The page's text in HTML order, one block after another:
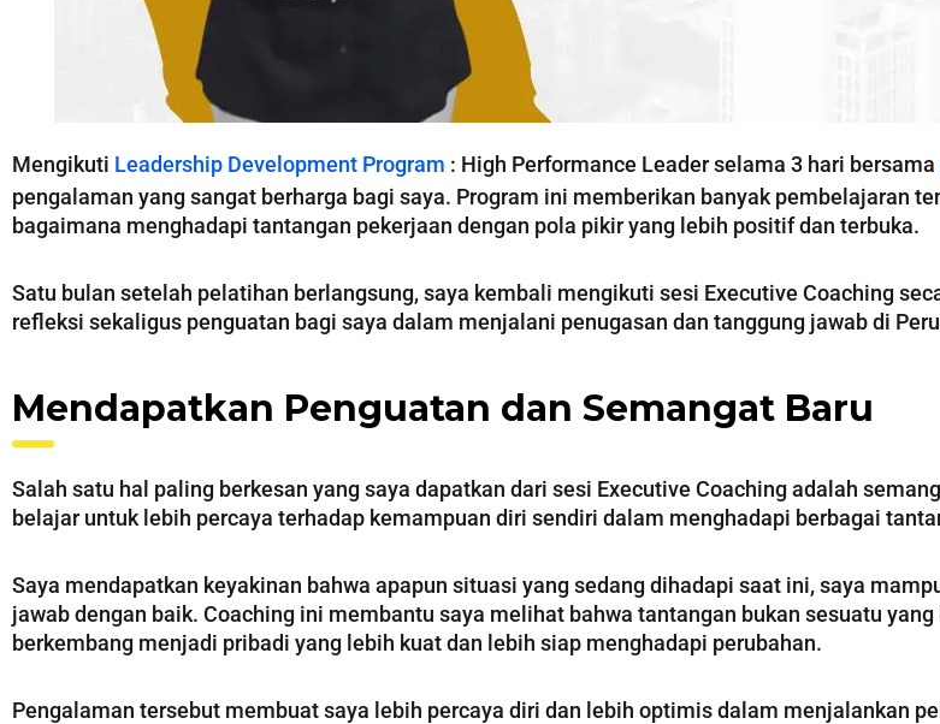
Mengikuti Leadership Development Program : High Performance Leader selama 3 hari bersama
pengalaman yang sangat berharga bagi saya. Program ini memberikan banyak pembelajaran
bagaimana menghadapi tantangan pekerjaan dengan pola pikir yang lebih positif dan terbuka.
Satu bulan setelah pelatihan berlangsung, saya kembali mengikuti sesi Executive Coaching
refleksi sekaligus penguatan bagi saya dalam menjalani penugasan dan tanggung jawab di
Mendapatkan Penguatan dan Semangat Baru
Salah satu hal paling berkesan yang saya dapatkan dari sesi Executive Coaching adalah
belajar untuk lebih percaya terhadap kemampuan diri sendiri dalam menghadapi berbagai
Saya mendapatkan keyakinan bahwa apapun situasi yang sedang dihadapi saat ini, saya
jawab dengan baik. Coaching ini membantu saya melihat bahwa tantangan bukan sesuatu
berkembang menjadi pribadi yang lebih kuat dan lebih siap menghadapi perubahan.
Pengalaman tersebut membuat saya lebih percaya diri dan lebih optimis dalam menjalankan